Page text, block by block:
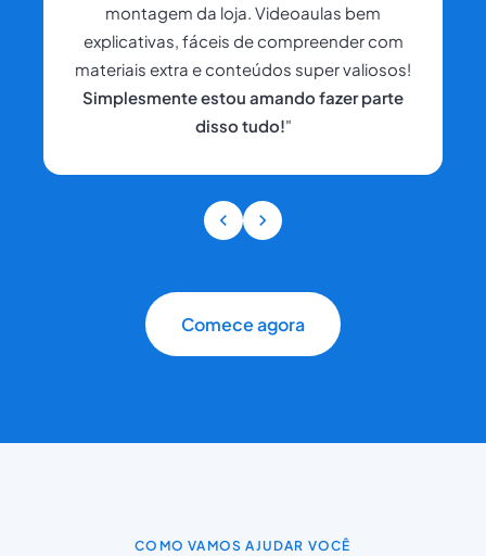
montagem da loja. Videoaulas bem
explicativas, fáceis de compreender com
materiais extra e conteúdos super valiosos!
Simplesmente estou amando fazer parte
disso tudo!"
Comece agora
COMO VAMOS AJUDAR VOCÊ